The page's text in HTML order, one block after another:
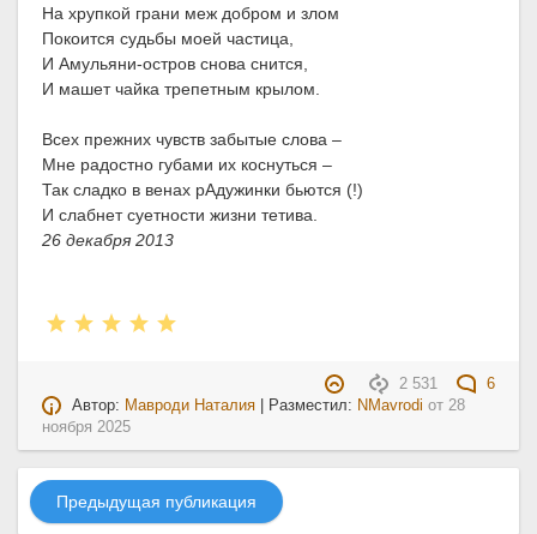
На хрупкой грани меж добром и злом
Покоится судьбы моей частица,
И Амульяни-остров снова снится,
И машет чайка трепетным крылом.
Всех прежних чувств забытые слова –
Мне радостно губами их коснуться –
Так сладко в венах рАдужинки бьются (!)
И слабнет суетности жизни тетива.
26 декабря 2013
2 531
6
Автор: Мавроди Наталия | Разместил: NMavrodi от28
ноября 2025
Предыдущая публикация